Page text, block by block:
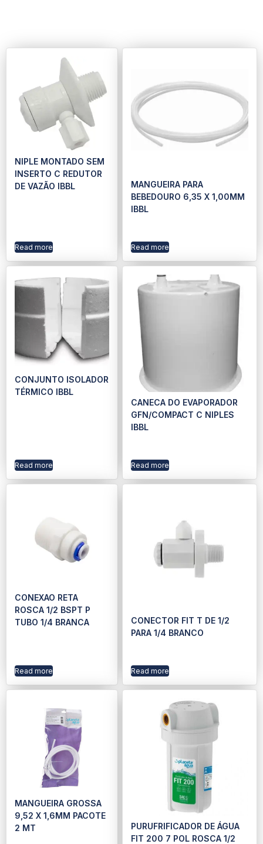
NIPLE MONTADO SEM
INSERTO C REDUTOR
DE VAZÃO IBBL
Read more
MANGUEIRA PARA
BEBEDOURO 6,35 X 1,00MM
IBBL
Read more
CONJUNTO ISOLADOR
TÉRMICO IBBL
Read more
CANECA DO EVAPORADOR
GFN/COMPACT C NIPLES
IBBL
Read more
CONEXAO RETA
ROSCA 1/2 BSPT P
TUBO 1/4 BRANCA
Read more
CONECTOR FIT T DE 1/2
PARA 1/4 BRANCO
Read more
MANGUEIRA GROSSA
9,52 X 1,6MM PACOTE
2 MT
PURUFRIFICADOR DE ÁGUA
FIT 200 7 POL ROSCA 1/2